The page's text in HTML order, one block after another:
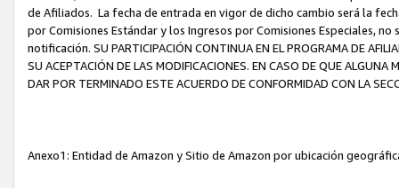
de Afiliados. La fecha de entrada en vigor de dicho cambio será la
por Comisiones Estándar y los Ingresos por Comisiones Especiales,
notificación. SU PARTICIPACIÓN CONTINUA EN EL PROGRAMA DE
SU ACEPTACIÓN DE LAS MODIFICACIONES. EN CASO DE QUE ALGUNA
DAR POR TERMINADO ESTE ACUERDO DE CONFORMIDAD CON LA
Anexo1: Entidad de Amazon y Sitio de Amazon por ubicación